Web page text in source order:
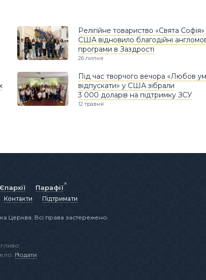
Релігійне товариство «Свята Софія»
США відновило благодійні
програми в Заздрості
26 липня
Під час творчого вечора «Любов
відпускати» у США зібрали
3 000 доларів на підтримку ЗСУ
12 травня
Єпархії Парафії
Контакти Підтримати
Церква. Всі права застережено.
Подати